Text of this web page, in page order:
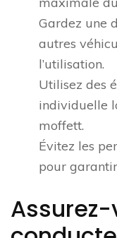
Gardez une
autres
l’utilisation.
Utilisez des
individuelle
moffett.
Évitez les
pour